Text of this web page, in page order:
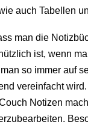
auch Tabellen
man die
ist, wenn
so immer auf
vereinfacht
Notizen